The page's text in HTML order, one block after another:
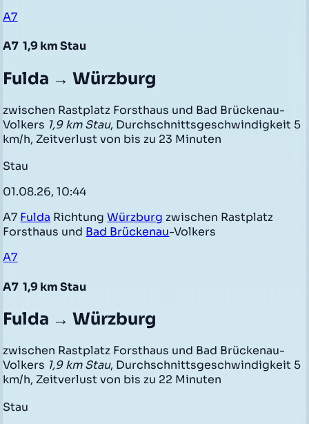
A7
A7 1,9 km Stau
Fulda → Würzburg
zwischen Rastplatz Forsthaus und Bad Brückenau-
Volkers 1,9 km Stau, Durchschnittsgeschwindigkeit 5
km/h, Zeitverlust von bis zu 23 Minuten
Stau
01.08.26, 10:44
A7 Fulda RichtungWürzburg zwischen Rastplatz
Forsthaus und Bad Brückenau-Volkers
A7
A7 1,9 km Stau
Fulda → Würzburg
zwischen Rastplatz Forsthaus und Bad Brückenau-
Volkers 1,9 km Stau, Durchschnittsgeschwindigkeit 5
km/h, Zeitverlust von bis zu 22 Minuten
Stau